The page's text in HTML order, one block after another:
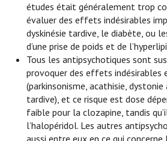
études était généralement trop
évaluer des effets indésirables
dyskinésie tardive, le diabète, ou
d’une prise de poids et de
Tous les antipsychotiques sont
provoquer des effets indésirables
(parkinsonisme, acathisie, dystonie
tardive), et ce risque est dose
faible pour la clozapine, tandis
l’halopéridol. Les autres
aussi entre eux en ce qui